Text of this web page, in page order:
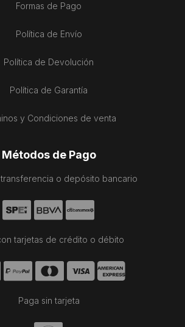
Formas de Pago
Política de Envío
Política de Devolución
Política de Garantía
y Condiciones de venta
Métodos de Pago
o depósito bancario
tarjetas de crédito o débito
Paga sin tarjeta